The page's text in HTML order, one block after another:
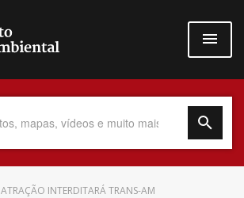
ATRAÇÃO INTERDITARÁ TRANS-AM